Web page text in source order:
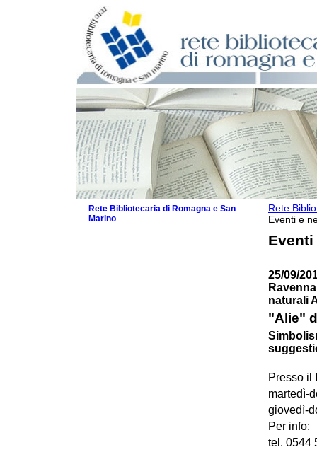
Rete
Eventi e
Eventi
25/09/
naturali
"Alie"
Presso il
martedì-
giovedì-
Per info:
tel. 0544
Rete Bibliotecaria di Romagna e San
Marino